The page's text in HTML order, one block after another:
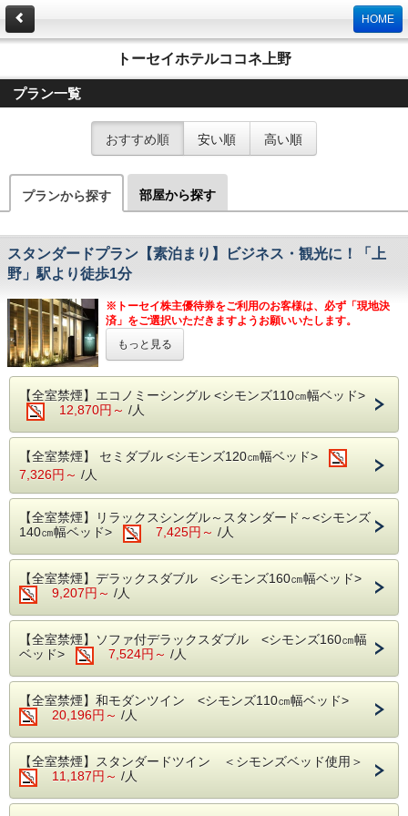
HOME
トーセイホテルココネ上野
プラン一覧
おすすめ順 安い順 高い順
プランから探す 部屋から探す
スタンダードプラン【素泊まり】ビジネス・観光に！「上
野」駅より徒歩1分
※トーセイ株主優待券をご利用のお客様は、必ず「現地決
済」をご選択いただきますようお願いいたします。
【プランご案内】
HOTEL COCONEの～こころの音～を感じてくださ
い。
※当プランは素泊まりプランです。
事前カード決済予約の領収書につきましては、
会社JTBビジネスイノベーターズからの発行となる為、
ホテルから領収書を発行することができません。予
約確定メールのリンクよりお客様ご自身で領収書発
行の手続きをお願い申し上げます。
2026年10月5日（月）12：00～14：00は電
気設備更新工事による全館停電がございま
す。停電中はエレベーターや客室内のエアコ
ンなどの電気設備およびトイレなど水回りの
承ください。
【TOSEI HOTEL COCONEはこんなホテル】
〇全室禁煙ルーム（ホテル2階 喫煙コーナー有）
客室フロア3階～11階 ※10階はレディース優先フロ
〇東京メトロ日比谷線「上野」駅「3番出口」から
もっと見る
【全室禁煙】エコノミーシングル <シモンズ110㎝幅ベッド>
12,870円～ /人
【全室禁煙】 セミダブル <シモンズ120㎝幅ベッド>
7,326円～ /人
【全室禁煙】リラックスシングル～スタンダード～<シモンズ
140㎝幅ベッド>
7,425円～ /人
【全室禁煙】デラックスダブル <シモンズ160㎝幅ベッド>
9,207円～ /人
【全室禁煙】ソファ付デラックスダブル <シモンズ160㎝幅
ベッド>
7,524円～ /人
【全室禁煙】和モダンツイン <シモンズ110㎝幅ベッド>
20,196円～ /人
【全室禁煙】スタンダードツイン ＜シモンズベッド使用＞
11,187円～ /人